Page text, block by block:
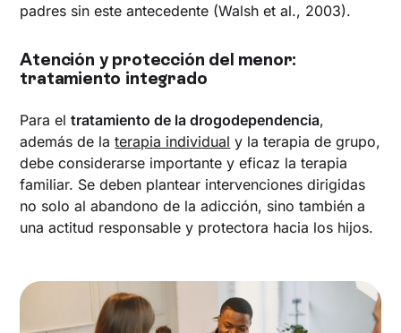
padres sin este antecedente (Walsh et al., 2003).
Atención y protección del menor:
tratamiento integrado
Para eltratamiento de ladrogodependencia,
además de laterapia individual y la terapia de grupo,
debe considerarse importante y eficaz la terapia
familiar. Se deben plantear intervenciones dirigidas
no solo al abandono de la adicción, sino también a
una actitud responsable y protectora hacia los hijos.